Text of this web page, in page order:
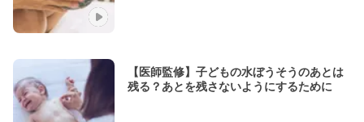
【医師監修】子どもの水ぼうそうのあとは
残る？あとを残さないようにするために